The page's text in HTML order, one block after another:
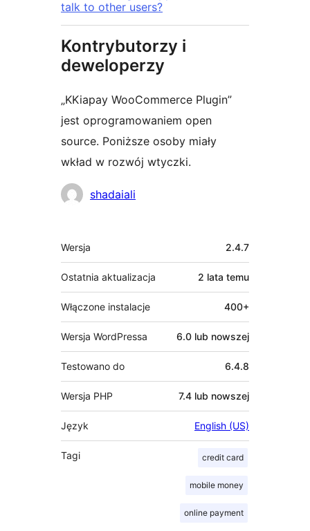
talk to other users?
Kontrybutorzy i
deweloperzy
„KKiapay WooCommerce Plugin”
jest oprogramowaniem open
source. Poniższe osoby miały
wkład w rozwój wtyczki.
Zaangażowani
shadaiali
Meta
Wersja 2.4.7
Ostatnia aktualizacja 2 lata temu
Włączone instalacje 400+
Wersja WordPressa 6.0 lub nowszej
Testowano do 6.4.8
Wersja PHP 7.4 lub nowszej
Język English (US)
Tagi credit card
mobile money
online payment